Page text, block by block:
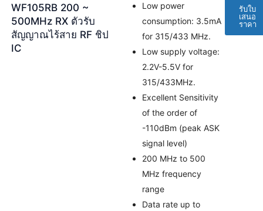
WF105RB 200 ~
500MHz RX ตัวรับ
สัญญาณไร้สาย RF ชิป
IC
Low power
consumption: 3.5mA
for 315/433 MHz.
Low supply voltage:
2.2V-5.5V for
315/433MHz.
Excellent Sensitivity
of the order of
-110dBm (peak ASK
signal level)
200 MHz to 500
MHz frequency
range
Data rate up to
รับใบ
เสนอ
ราคา